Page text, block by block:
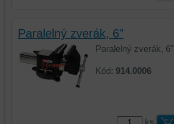
Paralelný zverák, 6"
Paralelný zverák, 6"
Kód: 914.0006
ks